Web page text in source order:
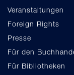
Veranstaltungen
Foreign Rights
Presse
Für den
Für Bibliotheken